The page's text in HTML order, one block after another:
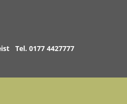
Tel. 0177 4427777